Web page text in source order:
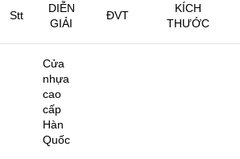
Stt
DIỄN
GIẢI
ĐVT
KÍCH
THƯỚC
Cửa
nhựa
cao
cấp
Hàn
Quốc